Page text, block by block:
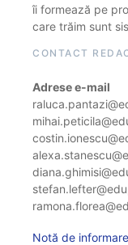
îi formează pe
care trăim sunt
CONTACT
Adrese e-mail
Notă de